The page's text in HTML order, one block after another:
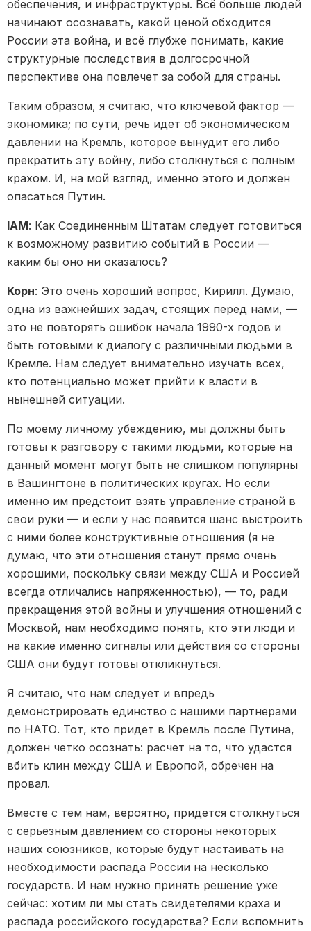
обеспечения, и инфраструктуры. Всё больше людей
начинают осознавать, какой ценой обходится
России эта война, и всё глубже понимать, какие
структурные последствия в долгосрочной
перспективе она повлечет за собой для страны.
Таким образом, я считаю, что ключевой фактор —
экономика; по сути, речь идет об экономическом
давлении на Кремль, которое вынудит его либо
прекратить эту войну, либо столкнуться с полным
крахом. И, на мой взгляд, именно этого и должен
опасаться Путин.
IAM: Как Соединенным Штатам следует готовиться
к возможному развитию событий в России —
каким бы оно ни оказалось?
Корн: Это очень хороший вопрос, Кирилл. Думаю,
одна из важнейших задач, стоящих перед нами, —
это не повторять ошибок начала 1990-х годов и
быть готовыми к диалогу с различными людьми в
Кремле. Нам следует внимательно изучать всех,
кто потенциально может прийти к власти в
нынешней ситуации.
По моему личному убеждению, мы должны быть
готовы к разговору с такими людьми, которые на
данный момент могут быть не слишком популярны
в Вашингтоне в политических кругах. Но если
именно им предстоит взять управление страной в
свои руки — и если у нас появится шанс выстроить
с ними более конструктивные отношения (я не
думаю, что эти отношения станут прямо очень
хорошими, поскольку связи между США и Россией
всегда отличались напряженностью), — то, ради
прекращения этой войны и улучшения отношений с
Москвой, нам необходимо понять, кто эти люди и
на какие именно сигналы или действия со стороны
США они будут готовы откликнуться.
Я считаю, что нам следует и впредь
демонстрировать единство с нашими партнерами
по НАТО. Тот, кто придет в Кремль после Путина,
должен четко осознать: расчет на то, что удастся
вбить клин между США и Европой, обречен на
провал.
Вместе с тем нам, вероятно, придется столкнуться
с серьезным давлением со стороны некоторых
наших союзников, которые будут настаивать на
необходимости распада России на несколько
государств. И нам нужно принять решение уже
сейчас: хотим ли мы стать свидетелями краха и
распада российского государства? Если вспомнить